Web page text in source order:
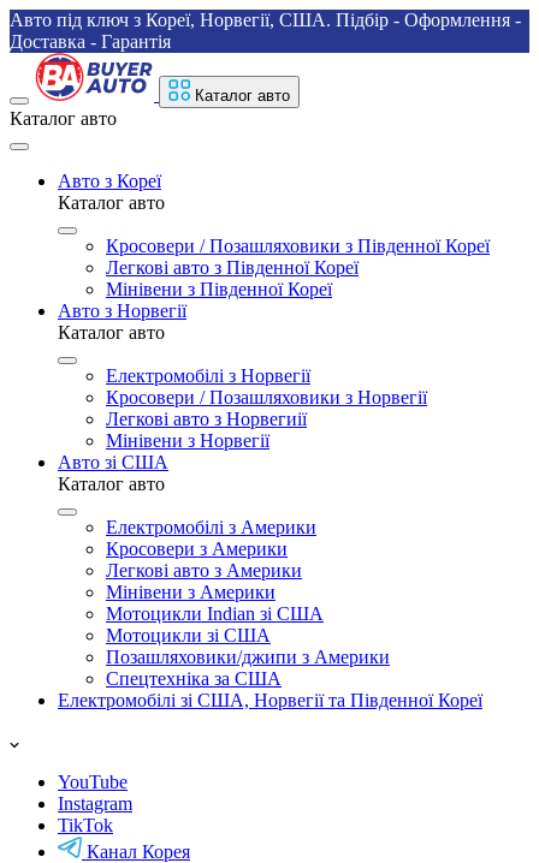
Авто під ключ з Кореї, Норвегії, США. Підбір - Оформлення -
Доставка - Гарантія
Каталог авто
Каталог авто
Авто з Кореї
Каталог авто
Кросовери / Позашляховики з Південної Кореї
Легкові авто з Південної Кореї
Мінівени з Південної Кореї
Авто з Норвегії
Каталог авто
Електромобілі з Норвегії
Кросовери / Позашляховики з Норвегії
Легкові авто з Норвегиії
Мінівени з Норвегії
Авто зі США
Каталог авто
Електромобілі з Америки
Кросовери з Америки
Легкові авто з Америки
Мінівени з Америки
Мотоцикли Indian зі США
Мотоцикли зі США
Позашляховики/джипи з Америки
Спецтехніка за США
Електромобілі зі США, Норвегії та Південної Кореї
YouTube
Instagram
TikTok
Канал Корея